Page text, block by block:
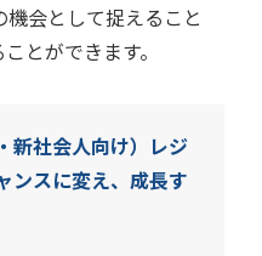
会として捉えること
とができます。
新社会人向け）レジ
ンスに変え、成長す